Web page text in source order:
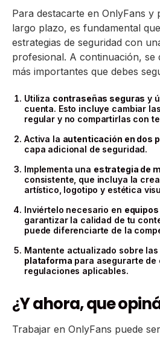
Para destacarte en OnlyFans
largo plazo, es fundamental
estrategias de seguridad con
profesional. A continuación, se
más importantes que debes
Utiliza contraseñas seguras y
cuenta. Esto incluye cambiar
regular y no compartirlas con
Activa la autenticación en dos
capa adicional de seguridad.
Implementa una estrategia de
consistente, que incluya la
artístico, logotipo y estética
Inviértelo necesario en
garantizar la calidad de tu
puede diferenciarte de la
Mantente actualizado sobre las
plataforma para asegurarte de
regulaciones aplicables.
¿Y ahora, que
Trabajar en OnlyFans puede